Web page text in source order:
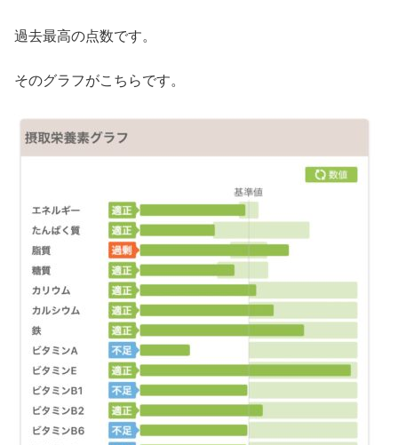
過去最高の点数です。
そのグラフがこちらです。